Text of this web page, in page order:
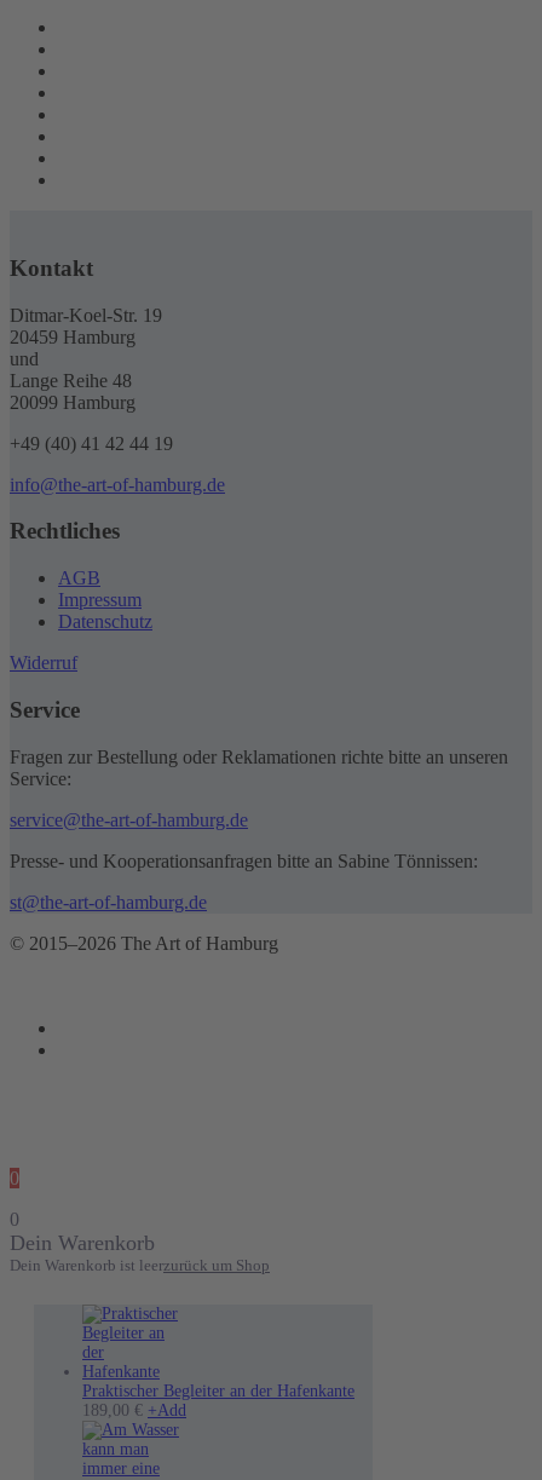
Kontakt
Ditmar-Koel-Str. 19
20459 Hamburg
und
Lange Reihe 48
20099 Hamburg
+49 (40) 41 42 44 19
info@the-art-of-hamburg.de
Rechtliches
AGB
Impressum
Datenschutz
Widerruf
Service
Fragen zur Bestellung oder Reklamationen richte bitte an unseren
Service:
service@the-art-of-hamburg.de
Presse- und Kooperationsanfragen bitte an Sabine Tönnissen:
st@the-art-of-hamburg.de
© 2015–2026 The Art of Hamburg
0
0
Dein Warenkorb
Dein Warenkorb ist leerzurück um Shop
Praktischer Begleiter an der Hafenkante
189,00 € +Add